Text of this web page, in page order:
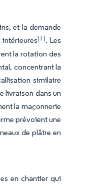
et la demande
[1]. Les
la rotation des
concentrant la
similaire
livraison dans un
la maçonnerie
prévoient une
de plâtre en
en chantier qui